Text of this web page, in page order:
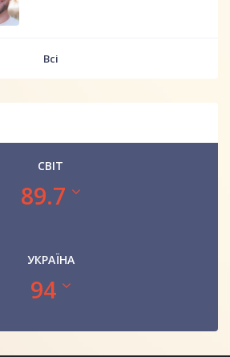
Всі
СВІТ
89.7
УКРАЇНА
94